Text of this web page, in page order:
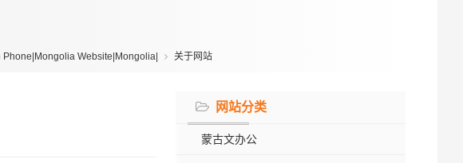
Website|Mongolia| 关于网站
网站分类
蒙古文办公